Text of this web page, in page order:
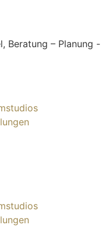
Beratung – Planung -